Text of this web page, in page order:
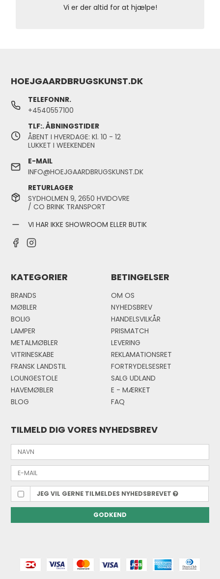
Vi er der altid for at hjælpe!
HOEJGAARDBRUGSKUNST.DK
TELEFONNR.
+4540557100
TLF:. ÅBNINGSTIDER
ÅBENT I HVERDAGE: Kl. 10 - 12
LUKKET I WEEKENDEN
E-MAIL
INFO@HOEJGAARDBRUGSKUNST.DK
RETURLAGER
SYDHOLMEN 9, 2650 HVIDOVRE
/ CO BRINK TRANSPORT
VI HAR IKKE SHOWROOM ELLER BUTIK
KATEGORIER
BRANDS
MØBLER
BOLIG
LAMPER
METALMØBLER
VITRINESKABE
FRANSK LANDSTIL
LOUNGESTOLE
HAVEMØBLER
BLOG
BETINGELSER
OM OS
NYHEDSBREV
HANDELSVILKÅR
PRISMATCH
LEVERING
REKLAMATIONSRET
FORTRYDELSESRET
SALG UDLAND
E - MÆRKET
FAQ
TILMELD DIG VORES NYHEDSBREV
JEG VIL GERNE TILMELDES NYHEDSBREVET
GODKEND